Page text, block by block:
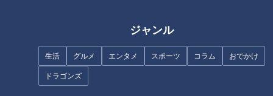
ジャンル
生活 グルメ エンタメ スポーツ コラム おでかけ
ドラゴンズ
海3県の街角で急増するスポッ